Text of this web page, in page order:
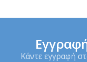
Κάντε εγγραφή